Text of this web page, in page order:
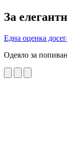
За
Една оценка
Одеяло за